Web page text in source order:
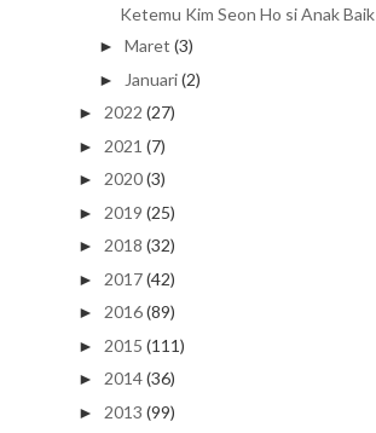
Ketemu Kim Seon Ho si Anak Baik
► Maret (3)
► Januari(2)
► 2022 (27)
► 2021 (7)
► 2020(3)
► 2019 (25)
► 2018 (32)
► 2017(42)
► 2016(89)
► 2015 (111)
► 2014(36)
► 2013 (99)